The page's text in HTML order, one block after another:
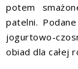
potem
patelni.
jogurtowo-
obiad dla całej